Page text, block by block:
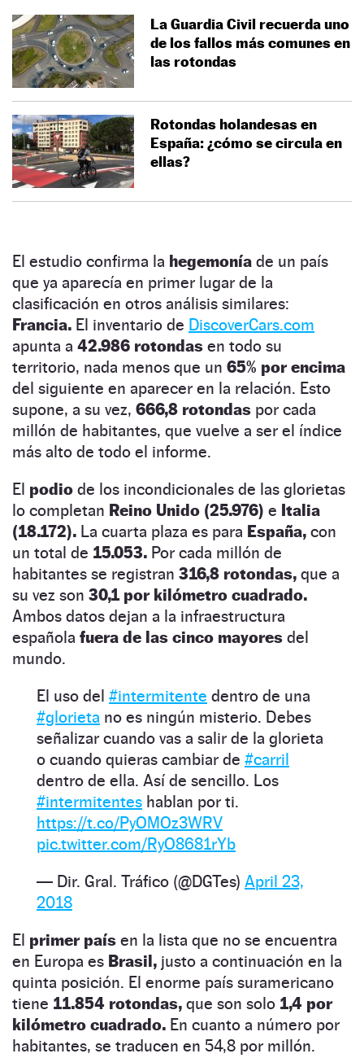
La Guardia Civil recuerda uno
de los fallos más comunes en
las rotondas
Rotondas holandesas en
España: ¿cómo se circula en
ellas?
El estudio confirma la hegemonía de un país
que ya aparecía en primer lugar de la
clasificación en otros análisis similares:
Francia. El inventario de DiscoverCars.com
apunta a 42.986 rotondas en todo su
territorio, nada menos que un 65% por encima
del siguiente en aparecer en la relación. Esto
supone, a su vez, 666,8 rotondas por cada
millón de habitantes, que vuelve a ser el índice
más alto de todo el informe.
El podio de los incondicionales de las glorietas
lo completan Reino Unido (25.976) e Italia
(18.172). La cuarta plaza es para España, con
un total de 15.053. Por cada millón de
habitantes se registran 316,8 rotondas, que a
su vez son 30,1 por kilómetro cuadrado.
Ambos datos dejan a la infraestructura
española fuera de las cinco mayores del
mundo.
El uso del #intermitente dentro de una
#glorieta no es ningún misterio. Debes
señalizar cuando vas a salir de la glorieta
o cuando quieras cambiar de #carril
dentro de ella. Así de sencillo. Los
#intermitentes hablan por ti.
https://t.co/PyOMOz3WRV
pic.twitter.com/RyO8681rYb
— Dir. Gral. Tráfico (@DGTes) April 23,
2018
El primer país en la lista que no se encuentra
en Europa es Brasil, justo a continuación en la
quinta posición. El enorme país suramericano
tiene 11.854 rotondas, que son solo 1,4 por
kilómetro cuadrado. En cuanto a número por
habitantes, se traducen en 54,8 por millón.